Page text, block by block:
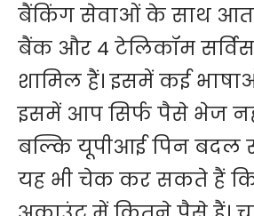
बैंकिंग सेवाओं के साथ आता
बैंक और 4 टेलिकॉम सर्विस
शामिल हैं। इसमें कई
इसमें आप सिर्फ पैसे भेज
बल्कि यूपीआई पिन
यह भी चेक कर सकते हैं